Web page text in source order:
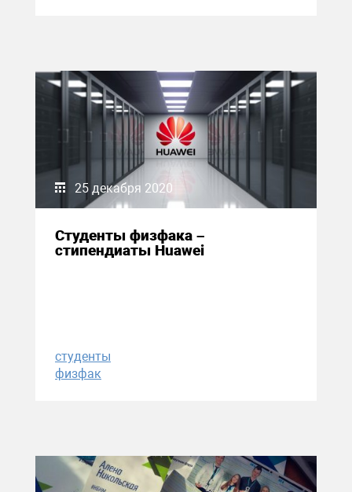
25 декабря 2020
Студенты физфака –
стипендиаты Huawei
студенты
физфак